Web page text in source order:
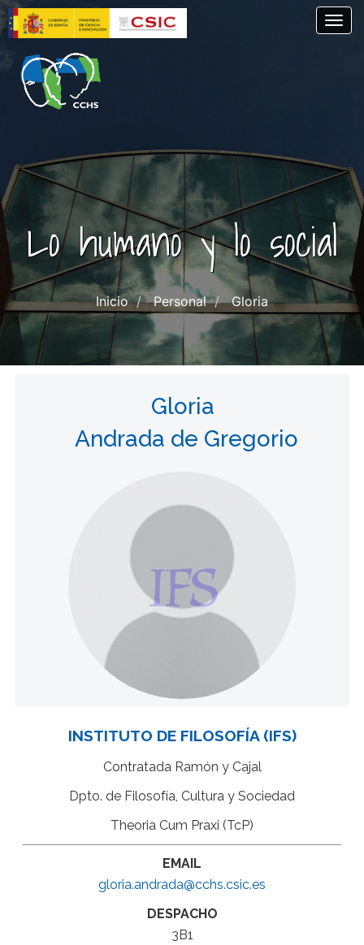
Pasar
al
contenido
principal
Lo humano y lo social
Inicio Personal Gloria
Gloria
Andrada de Gregorio
INSTITUTO DE FILOSOFÍA (IFS)
Contratada Ramón y Cajal
Dpto. de Filosofía, Cultura y Sociedad
Theoria Cum Praxi (TcP)
EMAIL
gloria.andrada@cchs.csic.es
DESPACHO
3B1